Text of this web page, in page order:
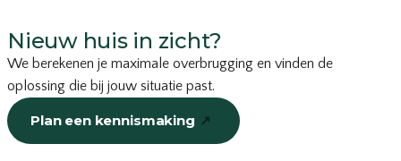
Nieuw huis in zicht?
We berekenen je maximale overbrugging en vinden de
oplossing die bij jouw situatie past.
Plan een kennismaking ↗